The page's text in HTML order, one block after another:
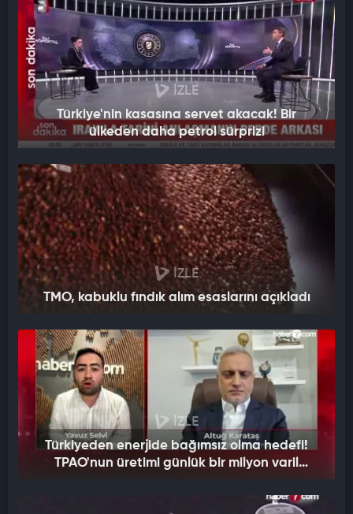
İZLE
Türkiye'nin kasasına servet akacak! Bir
ülkeden daha petrol sürprizi
İZLE
TMO, kabuklu fındık alım esaslarını açıkladı
İZLE
Türkiyeden enerjide bağımsız olma hedefi!
TPAO'nun üretimi günlük bir milyon varil